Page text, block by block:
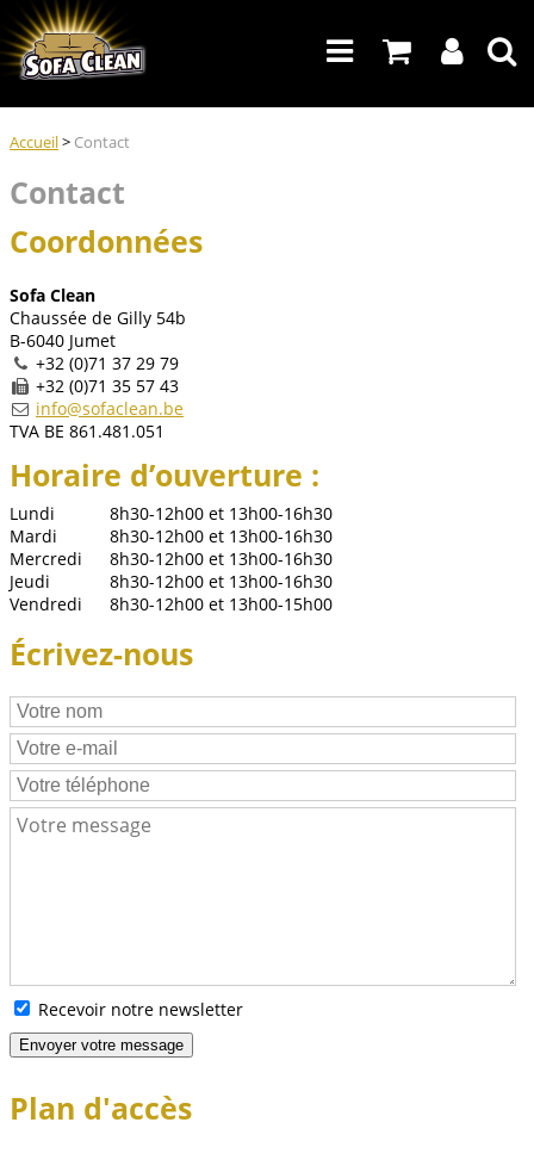
Accueil> Contact
Contact
Coordonnées
Sofa Clean
Chaussée de Gilly 54b
B-6040 Jumet
+32 (0)71 37 29 79
+32 (0)71 35 57 43
info@sofaclean.be
TVA BE 861.481.051
Horaire d’ouverture :
Lundi
8h30-12h00 et 13h00-16h30
Mardi
8h30-12h00 et 13h00-16h30
Mercredi
8h30-12h00 et 13h00-16h30
Jeudi
8h30-12h00 et 13h00-16h30
Vendredi
8h30-12h00 et 13h00-15h00
Écrivez-nous
Recevoir notre newsletter
Envoyer votre message
Plan d'accès